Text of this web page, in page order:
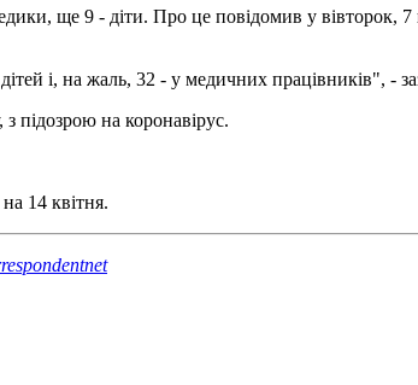
ще 9 - діти. Про це повідомив у вівторок, 7
і, на жаль, 32 - у медичних працівників", -
підозрою на коронавірус.
14 квітня.